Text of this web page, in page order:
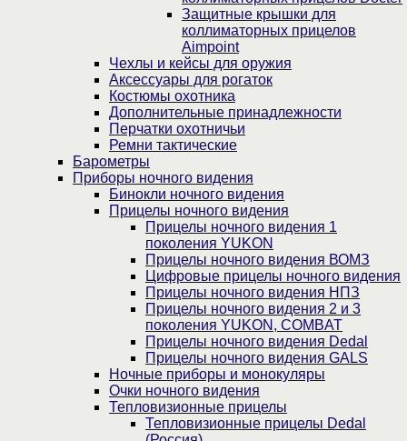
Защитные крышки для
коллиматорных прицелов
Aimpoint
Чехлы и кейсы для оружия
Аксессуары для рогаток
Костюмы охотника
Дополнительные принадлежности
Перчатки охотничьи
Ремни тактические
Барометры
Приборы ночного видения
Бинокли ночного видения
Прицелы ночного видения
Прицелы ночного видения 1
поколения YUKON
Прицелы ночного видения ВОМЗ
Цифровые прицелы ночного видения
Прицелы ночного видения НПЗ
Прицелы ночного видения 2 и 3
поколения YUKON, COMBAT
Прицелы ночного видения Dedal
Прицелы ночного видения GALS
Ночные приборы и монокуляры
Очки ночного видения
Тепловизионные прицелы
Тепловизионные прицелы Dedal